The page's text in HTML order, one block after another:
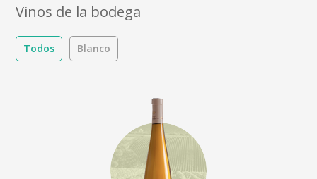
Vinos de la bodega
Todos Blanco